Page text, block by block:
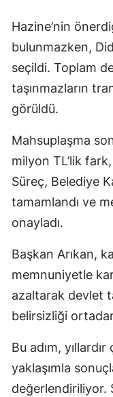
Hazine’nin
bulunmazken,
seçildi. Toplam
taşınmazların
görüldü.
Mahsuplaşma
milyon TL’lik
Süreç, Belediye
tamamlandı ve
onayladı.
Başkan Arıkan,
memnuniyetle
azaltarak devlet
belirsizliği
Bu adım,
yaklaşımla
değerlendiriliyor.